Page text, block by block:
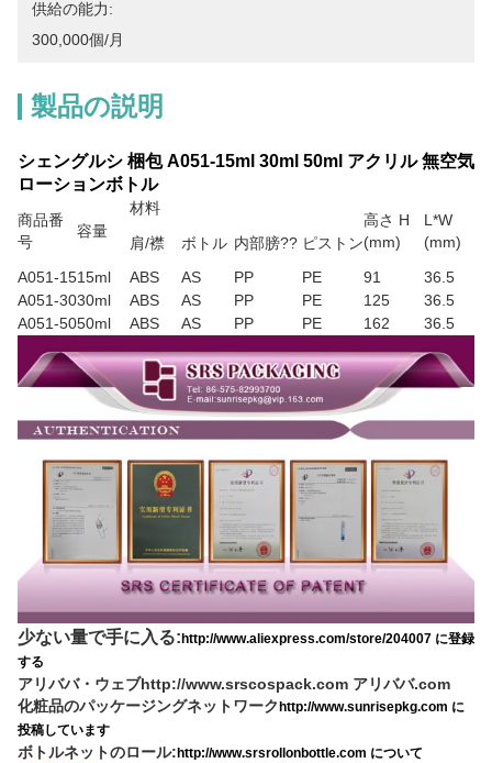
供給の能力:
300,000個/月
製品の説明
シェングルシ 梱包 A051-15ml 30ml 50ml アクリル 無空気
ローションボトル
商品番
号
容量
材料
高さ H
(mm)
L*W
(mm)
肩/襟 ボトル 内部膀?? ピストン
A051-1515ml ABS AS PP PE 91
36.5
A051-3030ml ABS AS PP PE 125
36.5
A051-5050ml ABS AS PP PE 162 36.5
少ない量で手に入る: http://www.aliexpress.com/store/204007 に登録
する
アリババ・ウェブhttp://www.srscospack.com アリババ.com
化粧品のパッケージングネットワーク http://www.sunrisepkg.com に
投稿しています
ボトルネットのロール: http://www.srsrollonbottle.com について